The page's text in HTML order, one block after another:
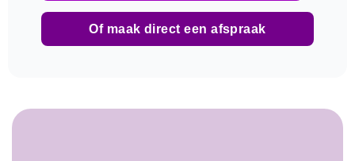
Of maak direct een afspraak